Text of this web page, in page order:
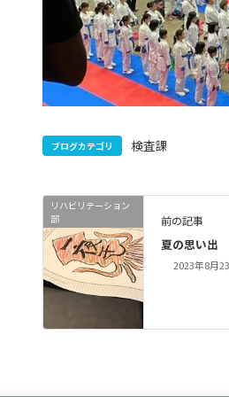
ブログカテゴリ 検査課
リハビリテーション
部
前の記事
夏の思い出
2023年8月